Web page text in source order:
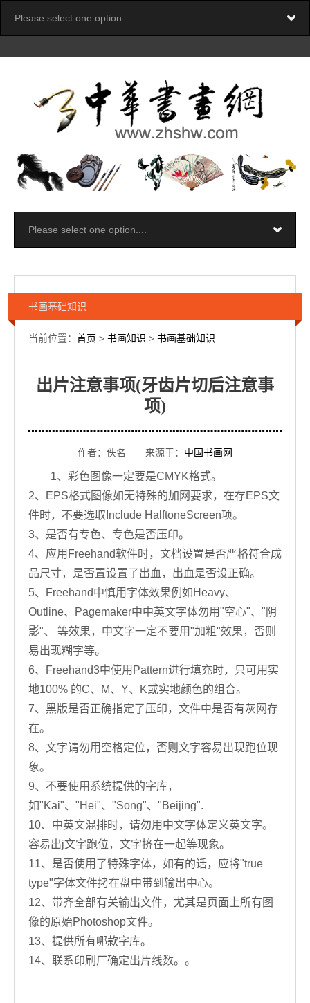
书画基础知识
当前位置： 首页 > 书画知识 > 书画基础知识
出片注意事项(牙齿片切后注意事
项)
作者：佚名 来源于： 中国书画网
1、彩色图像一定要是CMYK格式。
2、EPS格式图像如无特殊的加网要求，在存EPS文
件时，不要选取Include HalftoneScreen项。
3、是否有专色、专色是否压印。
4、应用Freehand软件时，文档设置是否严格符合成
品尺寸，是否置设置了出血，出血是否设正确。
5、Freehand中慎用字体效果例如Heavy、
Outline、Pagemaker中中英文字体勿用"空心"、"阴
影"、 等效果，中文字一定不要用"加粗"效果，否则
易出现糊字等。
6、Freehand3中使用Pattern进行填充时，只可用实
地100% 的C、M、Y、K或实地颜色的组合。
7、黑版是否正确指定了压印，文件中是否有灰网存
在。
8、文字请勿用空格定位，否则文字容易出现跑位现
象。
9、不要使用系统提供的字库，
如"Kai"、"Hei"、"Song"、"Beijing".
10、中英文混排时，请勿用中文字体定义英文字。
容易出j文字跑位，文字挤在一起等现象。
11、是否使用了特殊字体，如有的话，应将"true
type"字体文件拷在盘中带到输出中心。
12、带齐全部有关输出文件，尤其是页面上所有图
像的原始Photoshop文件。
13、提供所有哪款字库。
14、联系印刷厂确定出片线数。。